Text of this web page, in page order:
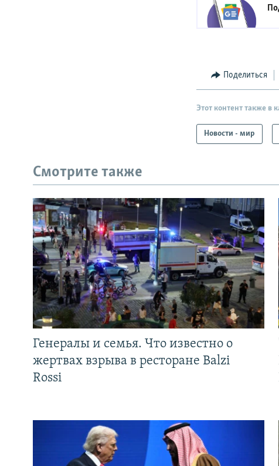
Поделиться
Этот контент также в
Новости - мир
Смотрите также
Генералы и семья. Что известно о
жертвах взрыва в ресторане Balzi
Rossi